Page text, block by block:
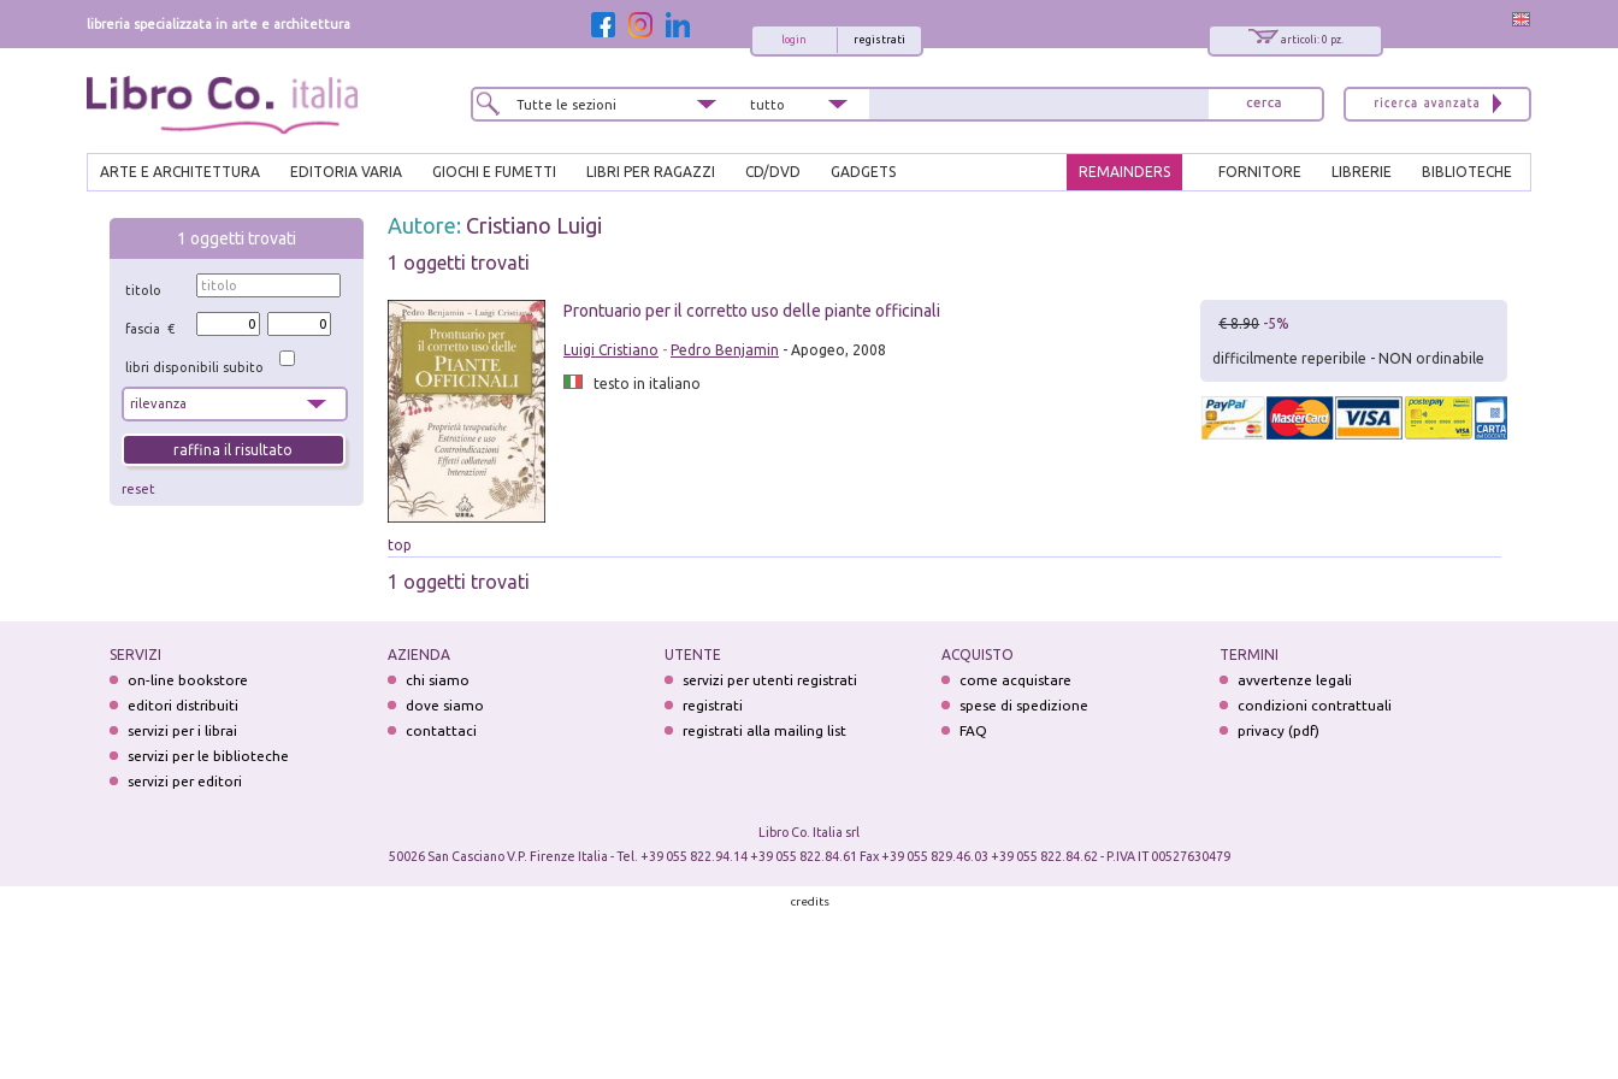
libreria specializzata in arte e architettura
articoli: 0 pz.
registrati
login
ARTE E ARCHITETTURA EDITORIA VARIA GIOCHI E FUMETTI LIBRI PER RAGAZZI CD/DVD GADGETS BIBLIOTECHE
LIBRERIE
FORNITORE
REMAINDERS
1 oggetti trovati
titolo
fascia €
libri disponibili subito
reset
Autore: Cristiano Luigi
1 oggetti trovati
Prontuario per il corretto uso delle piante officinali
Luigi Cristiano - Pedro Benjamin - Apogeo, 2008
testo in italiano
€ 8.90 -5%
difficilmente reperibile - NON ordinabile
top
1 oggetti trovati
SERVIZI
on-line bookstore
editori distribuiti
servizi per i librai
servizi per le biblioteche
servizi per editori
AZIENDA
chi siamo
dove siamo
contattaci
UTENTE
servizi per utenti registrati
registrati
registrati alla mailing list
ACQUISTO
come acquistare
spese di spedizione
FAQ
TERMINI
avvertenze legali
condizioni contrattuali
privacy (pdf)
Libro Co. Italia srl
50026 San Casciano V.P. Firenze Italia - Tel. +39 055 822.94.14 +39 055 822.84.61 Fax +39 055 829.46.03 +39 055 822.84.62 - P.IVA IT 00527630479
credits